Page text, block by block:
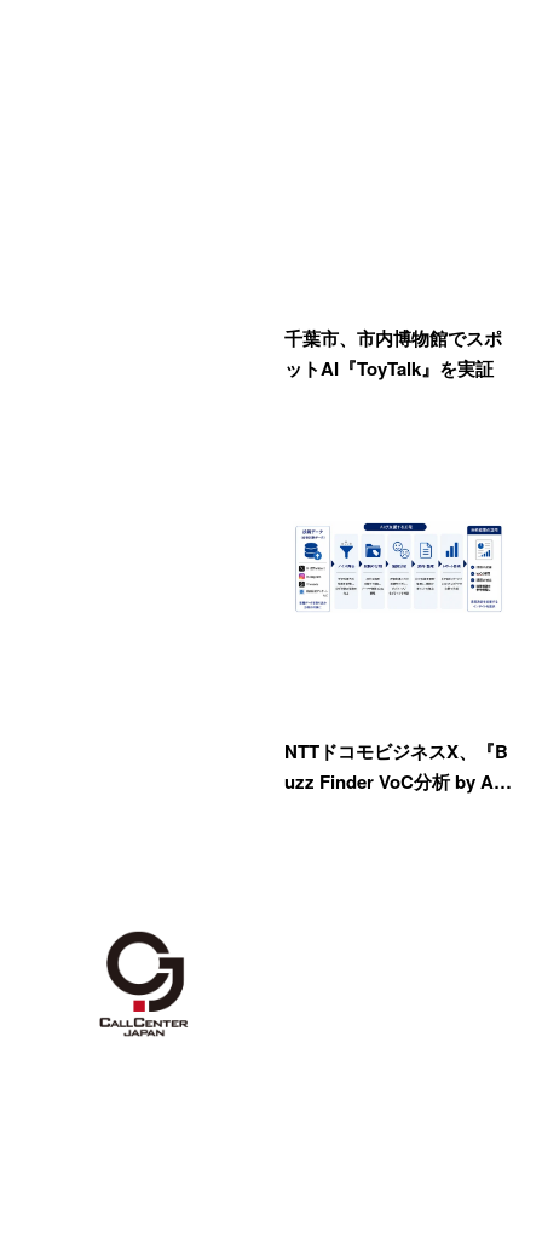
千葉市、市内博物館でスポ
ットAI『ToyTalk』を実証
NTTドコモビジネスX、『B
uzz Finder VoC分析 by A…